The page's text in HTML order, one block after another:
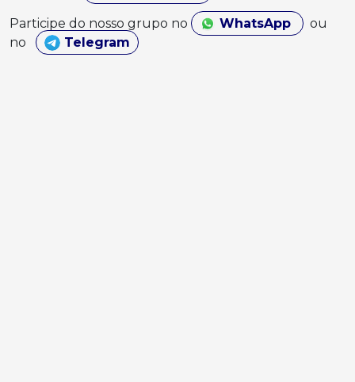
Participe do nosso grupo no WhatsApp
ou
no
Telegram